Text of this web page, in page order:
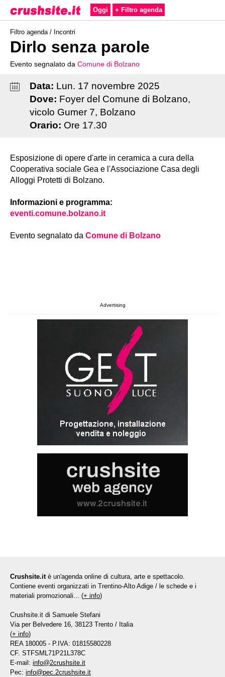
Oggi + Filtro agenda
Filtro agenda / Incontri
Dirlo senza parole
Evento segnalato da Comune di Bolzano
Data: Lun. 17 novembre 2025
Dove: Foyer del Comune di Bolzano,
vicolo Gumer 7, Bolzano
Orario: Ore 17.30
Esposizione di opere d'arte in ceramica a cura della
Cooperativa sociale Gea e l'Associazione Casa degli
Alloggi Protetti di Bolzano.
Informazioni e programma:
eventi.comune.bolzano.it
Evento segnalato da Comune di Bolzano
Advertising
Crushsite.it è un'agenda online di cultura, arte e spettacolo.
Contiene eventi organizzati in Trentino-Alto Adige / le schede e i
materiali promozionali... (+ info)
Crushsite.it di Samuele Stefani
Via per Belvedere 16, 38123 Trento / Italia
(+ info)
REA 180005 - P.IVA: 01815580228
CF. STFSML71P21L378C
E-mail: info@2crushsite.it
Pec: info@pec.2crushsite.it